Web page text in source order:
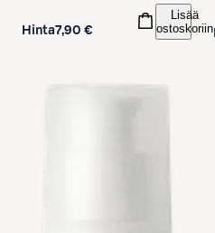
Hinta7,90 €
Lisää
ostoskoriin